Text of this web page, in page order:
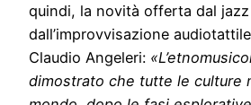
quindi, la novità offerta dal
dall’improvvisazione
Claudio Angeleri:
dimostrato che tutte le culture